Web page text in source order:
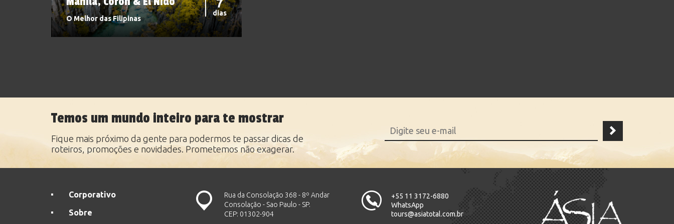
O Melhor das Filipinas
7
dias
Temos um mundo inteiro para te mostrar
Fique mais próximo da gente para podermos te passar dicas de
roteiros, promoções e novidades. Prometemos não exagerar.
Corporativo
Sobre
Rua da Consolação 368 - 8º Andar
Consolação - Sao Paulo - SP.
CEP: 01302-904
+55 11 3172-6880
WhatsApp
tours@asiatotal.com.br